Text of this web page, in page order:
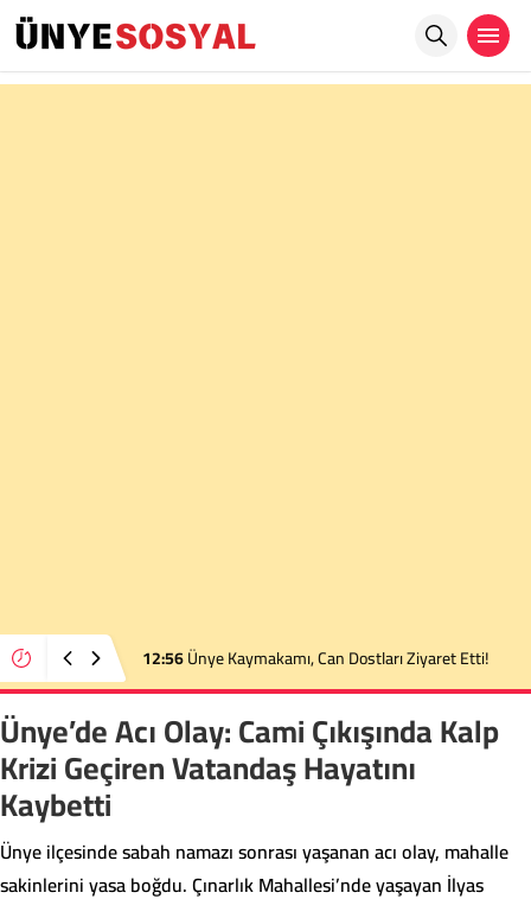
23:2629 Yaşındaki Ordulu Emre Kotan Trafik
Kazasında Hayatını Kaybetti
Ünye’de Acı Olay: Cami Çıkışında Kalp
Krizi Geçiren Vatandaş Hayatını
Kaybetti
Ünye ilçesinde sabah namazı sonrası yaşanan acı olay, mahalle
sakinlerini yasa boğdu. Çınarlık Mahallesi’nde yaşayan İlyas